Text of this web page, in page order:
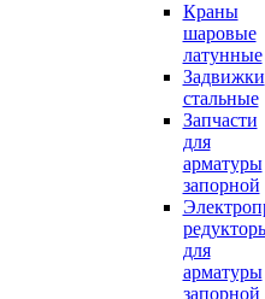
Краны
шаровые
латунные
Задвижки
стальные
Запчасти
для
арматуры
запорной
для
арматуры
запорной